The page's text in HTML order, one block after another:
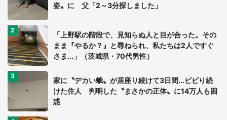
姿〟に 父「2～3分探しました」
「上野駅の階段で、見知らぬ人と目が合った。その
まま『やるか？』と尋ねられ、私たちは2人ですぐ
さま...」（茨城県・70代男性）
家に〝デカい蛾〟が居座り続けて3日間...ビビり続
けた住人 判明した〝まさかの正体〟に14万人も困
惑